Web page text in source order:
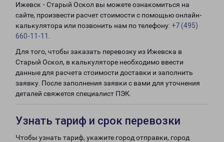
Ижевск - Старый Оскол вы можете ознакомиться на
сайте, произвести расчет стоимости с помощью онлайн-
калькулятора или позвонить нам по телефону: +7 (495)
660-11-11
Для того, чтобы заказать перевозку из Ижевска в
Старый Оскол, в калькуляторе необходимо ввести
данные для расчета стоимости доставки и заполнить
заявку. После заполнения заявки с вами для уточнения
деталей свяжется специалист ПЭК.
Узнать тариф и срок перевозки
Чтобы узнать тариф, укажите город отправки, город